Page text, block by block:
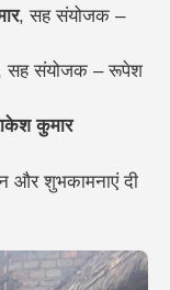
, सह संयोजक –
सह संयोजक – रूपेश
कुमार
और शुभकामनाएं दी